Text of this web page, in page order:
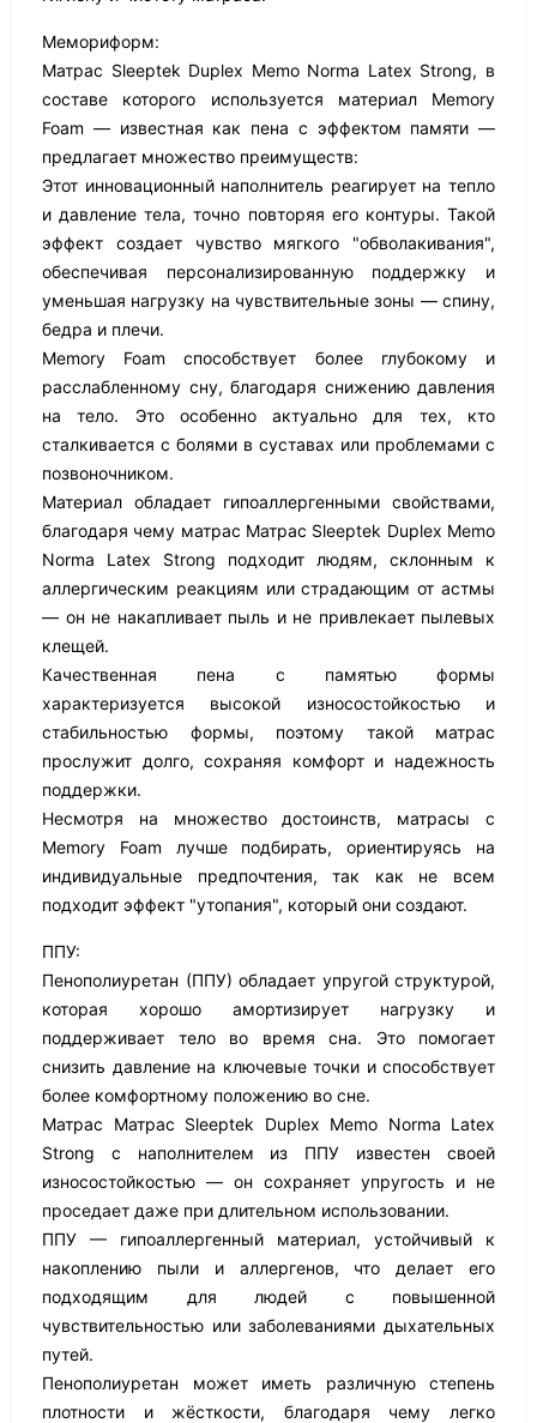
Мемориформ:
Матрас Sleeptek Duplex Memo Norma Latex Strong, в
составе которого используется материал Memory
Foam — известная как пена с эффектом памяти —
предлагает множество преимуществ:
Этот инновационный наполнитель реагирует на тепло
и давление тела, точно повторяя его контуры. Такой
эффект создает чувство мягкого "обволакивания",
обеспечивая персонализированную поддержку и
уменьшая нагрузку на чувствительные зоны — спину,
бедра и плечи.
Memory Foam способствует более глубокому и
расслабленному сну, благодаря снижению давления
на тело. Это особенно актуально для тех, кто
сталкивается с болями в суставах или проблемами с
позвоночником.
Материал обладает гипоаллергенными свойствами,
благодаря чему матрас Матрас Sleeptek Duplex Memo
Norma Latex Strong подходит людям, склонным к
аллергическим реакциям или страдающим от астмы
— он не накапливает пыль и не привлекает пылевых
клещей.
Качественная пена с памятью формы
характеризуется высокой износостойкостью и
стабильностью формы, поэтому такой матрас
прослужит долго, сохраняя комфорт и надежность
поддержки.
Несмотря на множество достоинств, матрасы с
Memory Foam лучше подбирать, ориентируясь на
индивидуальные предпочтения, так как не всем
подходит эффект "утопания", который они создают.
ППУ:
Пенополиуретан (ППУ) обладает упругой структурой,
которая хорошо амортизирует нагрузку и
поддерживает тело во время сна. Это помогает
снизить давление на ключевые точки и способствует
более комфортному положению во сне.
Матрас Матрас Sleeptek Duplex Memo Norma Latex
Strong с наполнителем из ППУ известен своей
износостойкостью — он сохраняет упругость и не
проседает даже при длительном использовании.
ППУ — гипоаллергенный материал, устойчивый к
накоплению пыли и аллергенов, что делает его
подходящим для людей с повышенной
чувствительностью или заболеваниями дыхательных
путей.
Пенополиуретан может иметь различную степень
плотности и жёсткости, благодаря чему легко